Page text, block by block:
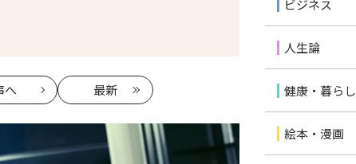
へ 最新
ビジネス
人生論
健康・暮ら
絵本・漫画